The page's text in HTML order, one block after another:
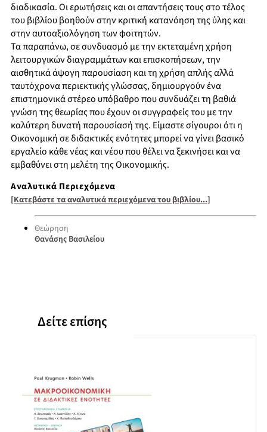
διαδικασία. Οι ερωτήσεις και οι απαντήσεις τους στο τέλος
του βιβλίου βοηθούν στην κριτική κατανόηση της ύλης και
στην αυτοαξιολόγηση των φοιτητών.
Τα παραπάνω, σε συνδυασμό με την εκτεταμένη χρήση
λειτουργικών διαγραμμάτων και επισκοπήσεων, την
αισθητικά άψογη παρουσίαση και τη χρήση απλής αλλά
ταυτόχρονα περιεκτικής γλώσσας, δημιουργούν ένα
επιστημονικά στέρεο υπόβαθρο που συνδυάζει τη βαθιά
γνώση της θεωρίας που έχουν οι συγγραφείς του με την
καλύτερη δυνατή παρουσίασή της. Είμαστε σίγουροι ότι η
Οικονομική σε διδακτικές ενότητες μπορεί να γίνει βασικό
εργαλείο κάθε νέας και νέου που θέλει να ξεκινήσει και να
εμβαθύνει στη μελέτη της Οικονομικής.
Αναλυτικά Περιεχόμενα
[Κατεβάστε τα αναλυτικά περιεχόμενα του βιβλίου...]
Θεώρηση
Θανάσης Βασιλείου
Δείτε επίσης